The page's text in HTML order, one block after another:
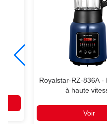
Royalstar-RZ-836A -
à haute
Voir